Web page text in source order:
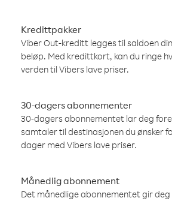
Kredittpakker
Viber Out-kreditt legges til saldoen
beløp. Med kredittkort, kan du ringe
verden til Vibers lave priser.
30-dagers abonnementer
30-dagers abonnementet lar deg
samtaler til destinasjonen du ønsker
dager med Vibers lave priser.
Månedlig abonnement
Det månedlige abonnementet gir